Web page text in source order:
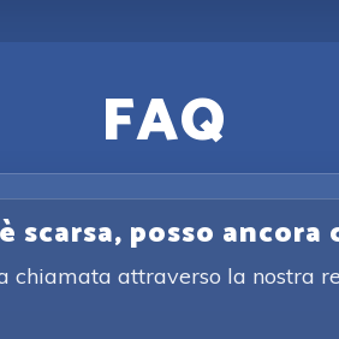
FAQ
posso ancora
chiamata attraverso la nostra